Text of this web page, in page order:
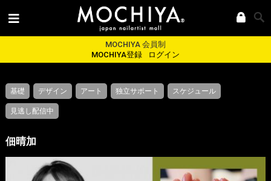
MOCHIYA 会員制
MOCHIYA登録
ログイン
基礎 デザイン アート 独立サポート スケジュール
見逃し配信中
佃晴加